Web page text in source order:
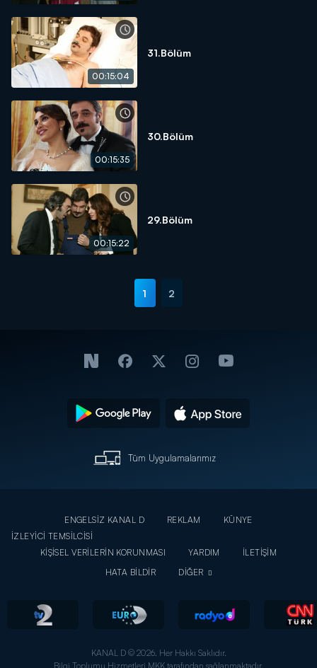
00:15:04
31.Bölüm
00:15:35
30.Bölüm
00:15:22
29.Bölüm
1 2
Tüm Uygulamalarımız
ENGELSİZ KANAL D REKLAM
KÜNYE
İZLEYİCİ TEMSİLCİSİ
KİŞİSEL VERİLERİN KORUNMASI
YARDIM
İLETİŞİM
HATA BİLDİR
DİĞER
KANAL D © 2026. Her Hakkı Saklıdır.
Bilgi Toplumu Hizmetleri MKK tarafından sağlanmaktadır.